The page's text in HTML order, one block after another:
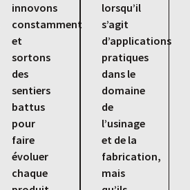
innovons
constamment
et
sortons
des
sentiers
battus
pour
faire
évoluer
chaque
lorsqu’il
s’agit
d’applications
pratiques
dans le
domaine
de
l’usinage
et de la
fabrication,
mais